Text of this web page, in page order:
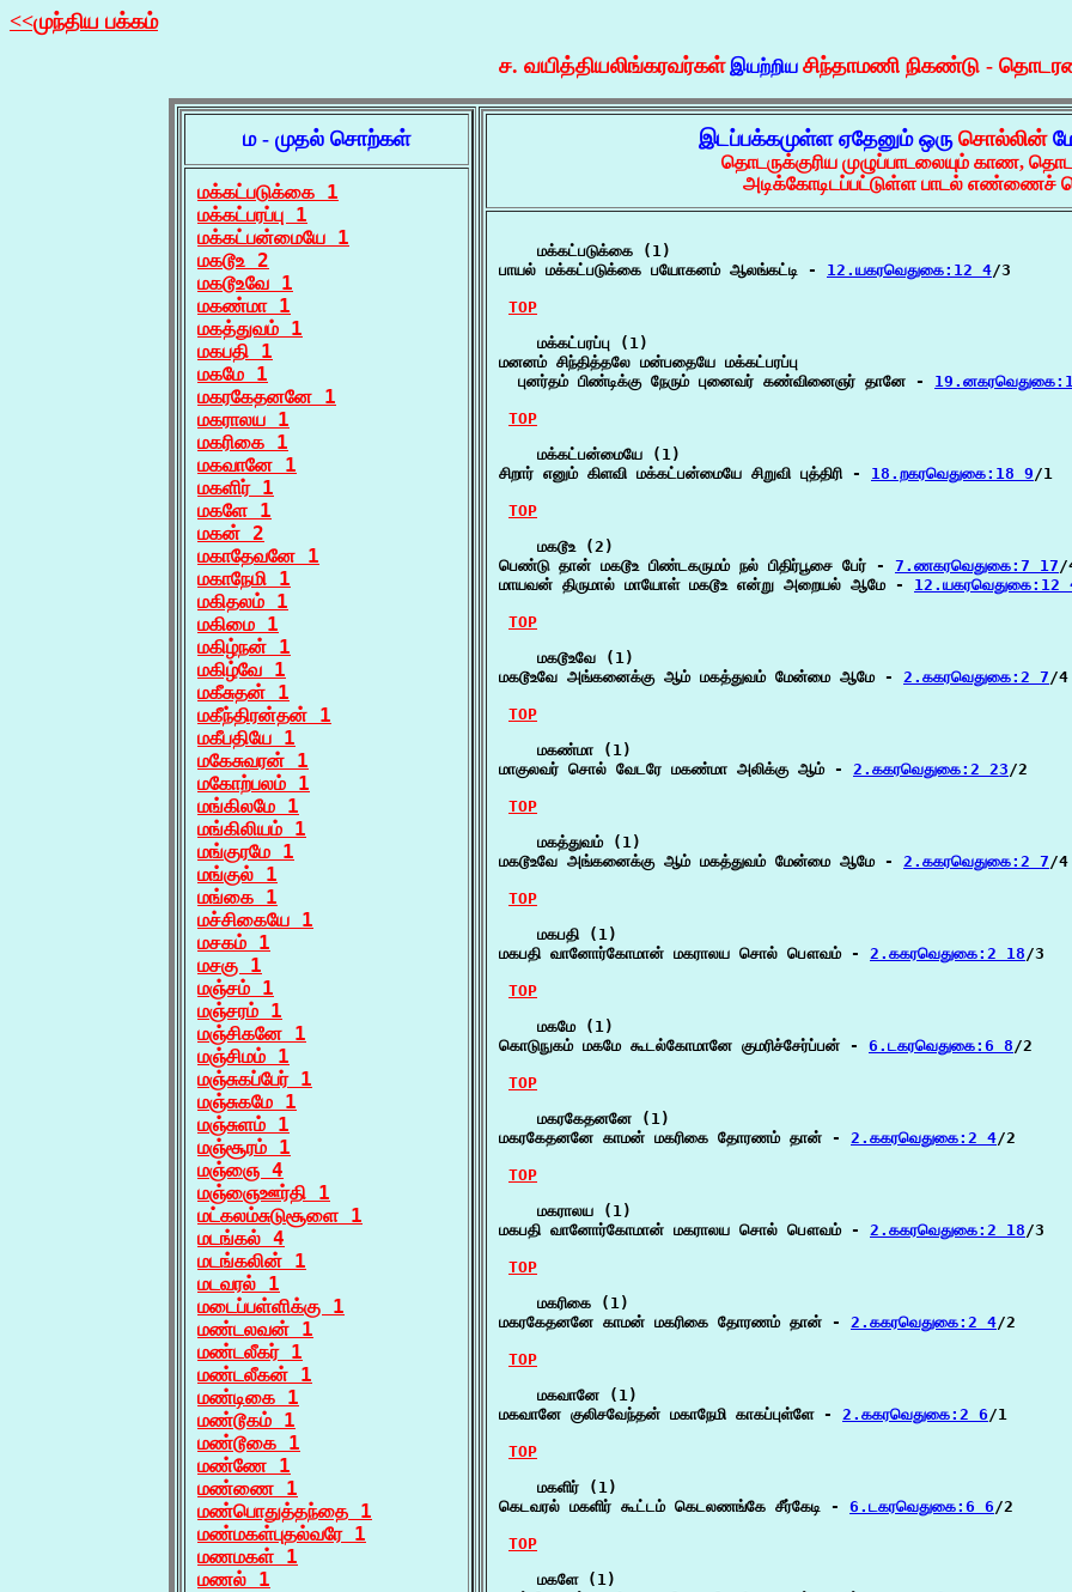
<<முந்திய பக்கம்
ச. வயித்தியலிங்கரவர்கள் இயற்றிய சிந்தாமணி நிகண்டு -
ம - முதல் சொற்கள்
மக்கட்படுக்கை 1
மக்கட்பரப்பு 1
மக்கட்பன்மையே 1
மகடூஉ 2
மகடூஉவே 1
மகண்மா 1
மகத்துவம் 1
மகபதி 1
மகமே 1
மகரகேதனனே 1
மகராலய 1
மகரிகை 1
மகவானே 1
மகளிர் 1
மகளே 1
மகன் 2
மகாதேவனே 1
மகாநேமி 1
மகிதலம் 1
மகிமை 1
மகிழ்நன் 1
மகிழ்வே 1
மகீசுதன் 1
மகீந்திரன்தன் 1
மகீபதியே 1
மகேசுவரன் 1
மகோற்பலம் 1
மங்கிலமே 1
மங்கிலியம் 1
மங்குரமே 1
மங்குல் 1
மங்கை 1
மச்சிகையே 1
மசகம் 1
மசகு 1
மஞ்சம் 1
மஞ்சரம் 1
மஞ்சிகனே 1
மஞ்சிமம் 1
மஞ்சுகப்பேர் 1
மஞ்சுகமே 1
மஞ்சுளம் 1
மஞ்சூரம் 1
மஞ்ஞை 4
மஞ்ஞைஊர்தி 1
மட்கலம்சுடுசூளை 1
மடங்கல் 4
மடங்கலின் 1
மடவரல் 1
மடைப்பள்ளிக்கு 1
மண்டலவன் 1
மண்டலீகர் 1
மண்டலீகன் 1
மண்டிகை 1
மண்டூகம் 1
மண்டூகை 1
மண்ணே 1
மண்ணை 1
மண்பொதுத்தந்தை 1
மண்மகள்புதல்வரே 1
மணமகள் 1
மணல் 1
இடப்பக்கமுள்ள ஏதேனும் ஒரு சொல்லின்
தொடருக்குரிய முழுப்பாடலையும் காண,
அடிக்கோடிடப்பட்டுள்ள பாடல் எண்ணைச்
    மக்கட்படுக்கை (1)
பாயல் மக்கட்படுக்கை பயோகனம் ஆலங்கட்டி - 12.யகரவெதுகை:12 4/3
TOP
    மக்கட்பரப்பு (1)
மனனம் சிந்தித்தலே மன்பதையே மக்கட்பரப்பு
  புனர்தம் பிண்டிக்கு நேரும் புனைவர் கண்வினைஞர் தானே -
TOP
    மக்கட்பன்மையே (1)
சிறார் எனும் கிளவி மக்கட்பன்மையே சிறுவி புத்திரி - 18.றகரவெதுகை:18 9/1
TOP
    மகடூஉ (2)
பெண்டு தான் மகடூஉ பிண்டகருமம் நல் பிதிர்பூசை பேர் - 7.ணகரவெதுகை:7 17/
மாயவன் திருமால் மாயோள் மகடூஉ என்று அறையல் ஆமே - 12.யகரவெதுகை:12
TOP
    மகடூஉவே (1)
மகடூஉவே அங்கனைக்கு ஆம் மகத்துவம் மேன்மை ஆமே - 2.ககரவெதுகை:2 7/4
TOP
    மகண்மா (1)
மாகுலவர் சொல் வேடரே மகண்மா அலிக்கு ஆம் - 2.ககரவெதுகை:2 23/2
TOP
    மகத்துவம் (1)
மகடூஉவே அங்கனைக்கு ஆம் மகத்துவம் மேன்மை ஆமே - 2.ககரவெதுகை:2 7/4
TOP
    மகபதி (1)
மகபதி வானோர்கோமான் மகராலய சொல் பௌவம் - 2.ககரவெதுகை:2 18/3
TOP
    மகமே (1)
கொடுநுகம் மகமே கூடல்கோமானே குமரிச்சேர்ப்பன் - 6.டகரவெதுகை:6 8/2
TOP
    மகரகேதனனே (1)
மகரகேதனனே காமன் மகரிகை தோரணம் தான் - 2.ககரவெதுகை:2 4/2
TOP
    மகராலய (1)
மகபதி வானோர்கோமான் மகராலய சொல் பௌவம் - 2.ககரவெதுகை:2 18/3
TOP
    மகரிகை (1)
மகரகேதனனே காமன் மகரிகை தோரணம் தான் - 2.ககரவெதுகை:2 4/2
TOP
    மகவானே (1)
மகவானே குலிசவேந்தன் மகாநேமி காகப்புள்ளே - 2.ககரவெதுகை:2 6/1
TOP
    மகளிர் (1)
கெடவரல் மகளிர் கூட்டம் கெடலணங்கே சீர்கேடி - 6.டகரவெதுகை:6 6/2
TOP
    மகளே (1)